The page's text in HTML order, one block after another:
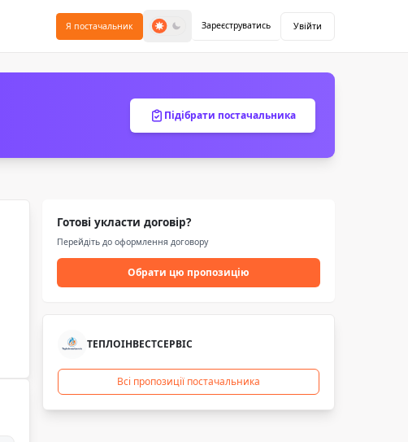
Я постачальник Зареєструватись Увійти
Підібрати постачальника
Готові укласти договір?
Перейдіть до оформлення договору
Обрати цю пропозицію
ТЕПЛОІНВЕСТСЕРВІС
Всі пропозиції постачальника